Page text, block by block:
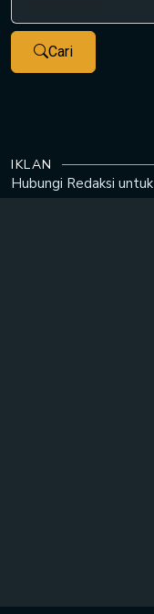
Cari
IKLAN
Hubungi Redaksi untuk